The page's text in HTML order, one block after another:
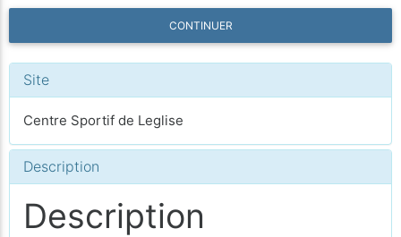
CONTINUER
Site
Centre Sportif de Leglise
Description
Description